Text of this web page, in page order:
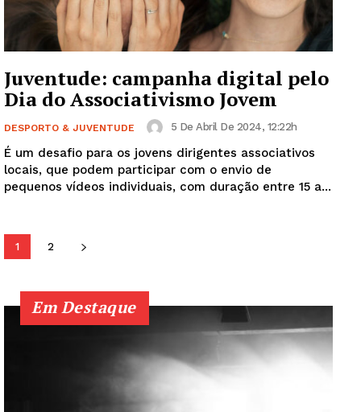
SUBSCREVA JÁ!
Institucional
Edição Digital
Europa
Publicidade
Quero ser Assinante
Juventude: campanha digital pelo
Dia do Associativismo Jovem
DESPORTO & JUVENTUDE 5 De Abril De 2024, 12:22h
É um desafio para os jovens dirigentes associativos
locais, que podem participar com o envio de
pequenos vídeos individuais, com duração entre 15 a...
1 2
Em Destaque